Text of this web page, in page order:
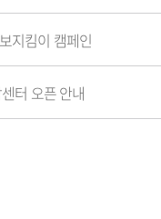
지킴이 캠페인
터 오픈 안내